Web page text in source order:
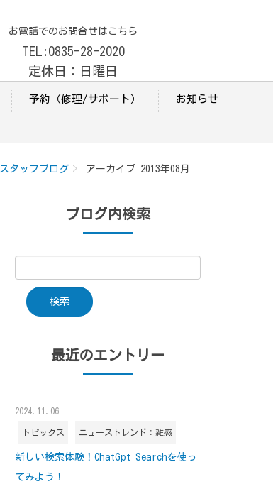
お電話でのお問合せはこちら
TEL:0835-28-2020
定休日：日曜日
予約（修理/サポート） お知らせ
スタッフブログ アーカイブ 2013年08月
ブログ内検索
最近のエントリー
2024.11.06
トピックス ニューストレンド：雑感
新しい検索体験！ChatGpt Searchを使っ
てみよう！